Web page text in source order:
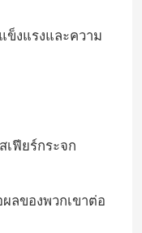
ข็งแรงและความ
เฟียร์กระจก
ลของพวกเขาต่อ